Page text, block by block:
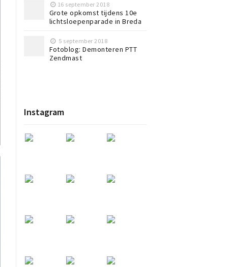
16 september 2018
Grote opkomst tijdens 10e
lichtsloepenparade in Breda
5 september 2018
Fotoblog: Demonteren PTT
Zendmast
Instagram